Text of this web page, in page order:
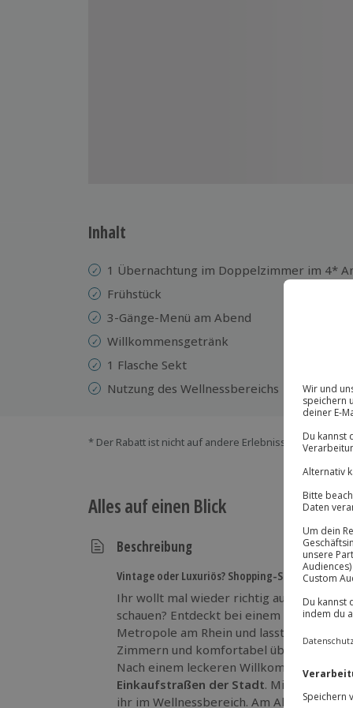
Inhalt
1 Übernachtung im Doppelzimmer im 4*
Frühstück
3-Gänge-Menü am Abend
Willkommensgetränk
1 Flasche Sekt
Nutzung des Wellnessbereichs
* Der Rabatt ist nicht auf andere Erlebnisse bei der
Alles auf einen Blick
Beschreibung
Vintage oder Luxuriös? Shopping-Spaß in Köln
Ihr wollt mal wieder richtig ausgiebig
schauen? Entdeckt bei einem Shopping-
Metropole am Rhein und lasst euch
Zimmern und komfortabel übernachtet
Nach einem leckeren
Einkaufstraßen der Stadt. Mit vollen
ihr im Wellnessbereich. Am Abend